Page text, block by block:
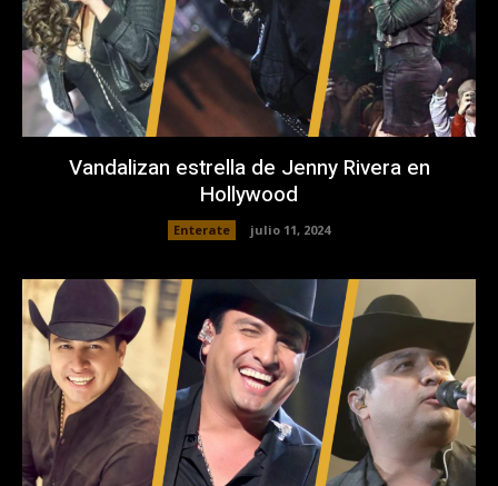
Vandalizan estrella de Jenny Rivera en
Hollywood
Enterate julio 11, 2024